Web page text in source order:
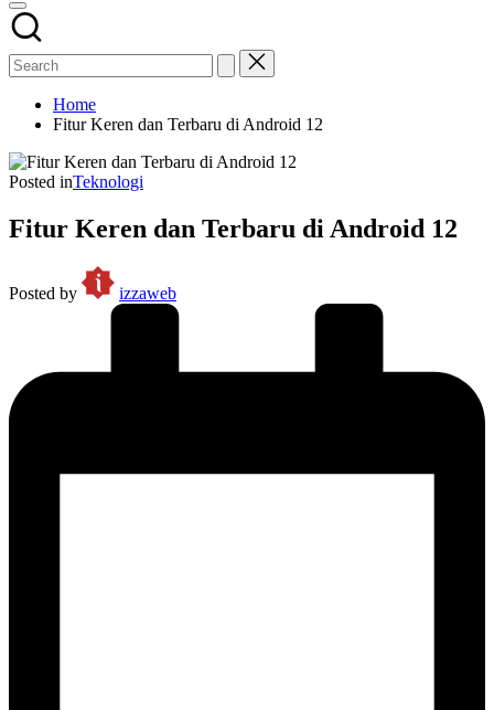
Home
Fitur Keren dan Terbaru di Android 12
Posted inTeknologi
Fitur Keren dan Terbaru di Android 12
Posted by izzaweb